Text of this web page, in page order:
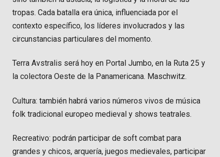
tropas. Cada batalla era única, influenciada por el
contexto específico, los líderes involucrados y las
circunstancias particulares del momento.
Terra Avstralis será hoy en Portal Jumbo, en la Ruta 25 y
la colectora Oeste de la Panamericana. Maschwitz.
Cultura: también habrá varios números vivos de música
folk tradicional europeo medieval y shows teatrales.
Recreativo: podrán participar de soft combat para
grandes y chicos, arquería, juegos medievales, participar